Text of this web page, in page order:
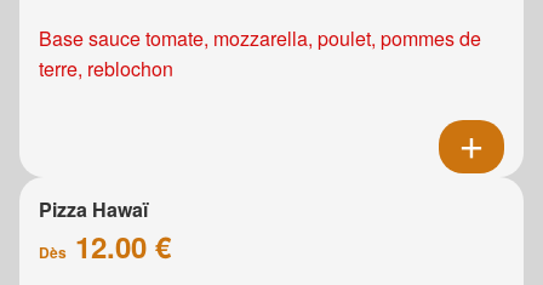
Base sauce tomate, mozzarella, poulet, pommes de
terre, reblochon
Pizza Hawaï
Dès 12.00 €